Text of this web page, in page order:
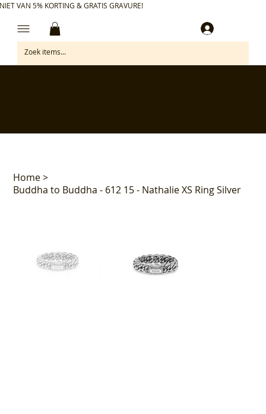
VAN 5% KORTING & GRATIS GRAVURE!
Home>
Buddha to Buddha - 612 15 - Nathalie XS Ring Silver